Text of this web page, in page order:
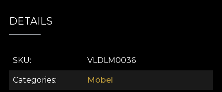
luxoasa, din catifea. Designul acesteia, cu dungi ce
se impletesc intr-un dans gratios, completeaza
aduce un extra layer de confort, transformand
fiecare atingere intr-o experienta placuta.
DETAILS
SKU VLDLM0036
Categories Möbel